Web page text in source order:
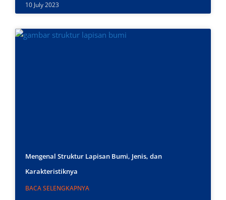
10 July 2023
Mengenal Struktur Lapisan Bumi, Jenis, dan
Karakteristiknya
BACA SELENGKAPNYA